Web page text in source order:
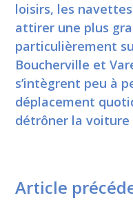
loisirs, les
attirer une plus
particulièrement
Boucherville et
s’intègrent peu à
déplacement
détrôner la voiture
Article